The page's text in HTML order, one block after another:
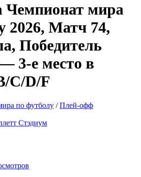
Чемпионат мира
2026, Матч 74,
Победитель
3-е место в
C/D/F
по футболу /Плей-офф
Стэдиум